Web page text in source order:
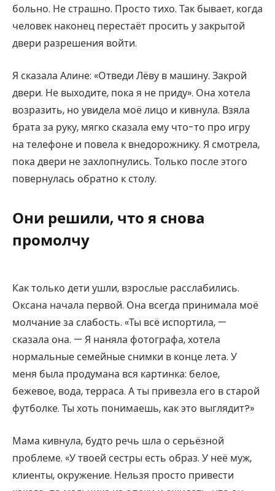
больно. Не страшно. Просто тихо. Так бывает, когда
человек наконец перестаёт просить у закрытой
двери разрешения войти.
Я сказала Алине: «Отведи Лёву в машину. Закрой
двери. Не выходите, пока я не приду». Она хотела
возразить, но увидела моё лицо и кивнула. Взяла
брата за руку, мягко сказала ему что-то про игру
на телефоне и повела к внедорожнику. Я смотрела,
пока двери не захлопнулись. Только после этого
повернулась обратно к столу.
Они решили, что я снова
промолчу
Как только дети ушли, взрослые расслабились.
Оксана начала первой. Она всегда принимала моё
молчание за слабость. «Ты всё испортила, —
сказала она. — Я наняла фотографа, хотела
нормальные семейные снимки в конце лета. У
меня была продумана вся картинка: белое,
бежевое, вода, терраса. А ты привезла его в старой
футболке. Ты хоть понимаешь, как это выглядит?»
Мама кивнула, будто речь шла о серьёзной
проблеме. «У твоей сестры есть образ. У неё муж,
клиенты, окружение. Нельзя просто привести